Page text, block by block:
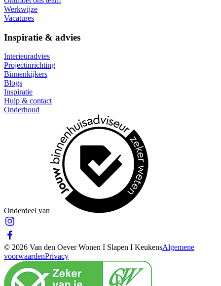
Werkwijze
Vacatures
Inspiratie & advies
Interieuradvies
Projectinrichting
Binnenkijkers
Blogs
Inspiratie
Hulp & contact
Onderhoud
Onderdeel van
© 2026 Van den Oever Wonen I Slapen I KeukensAlgemene
voorwaardenPrivacy